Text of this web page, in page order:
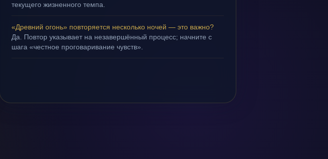
текущего жизненного темпа.
«Древний огонь» повторяется несколько ночей — это важно?
Да. Повтор указывает на незавершённый процесс; начните с
шага «честное проговаривание чувств».